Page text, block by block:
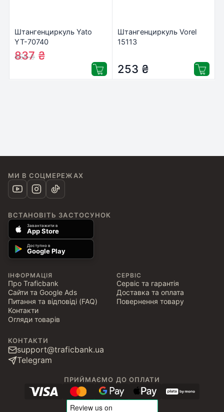
Штангенциркуль Yato
YT-70740
855₴
837 ₴
Штангенциркуль Vorel
15113
253 ₴
МИ В СОЦМЕРЕЖАХ
ВСТАНОВІТЬ ЗАСТОСУНОК
Завантажити в
App Store
Доступно в
Google Play
ІНФОРМАЦІЯ
Про Traficbank
Сайти та Google Ads
Питання та відповіді (FAQ)
Контакти
Огляди товарів
СЕРВІС
Сервіс та гарантія
Доставка та оплата
Повернення товару
КОНТАКТИ
support@traficbank.ua
Telegram
ПРИЙМАЄМО ДО ОПЛАТИ